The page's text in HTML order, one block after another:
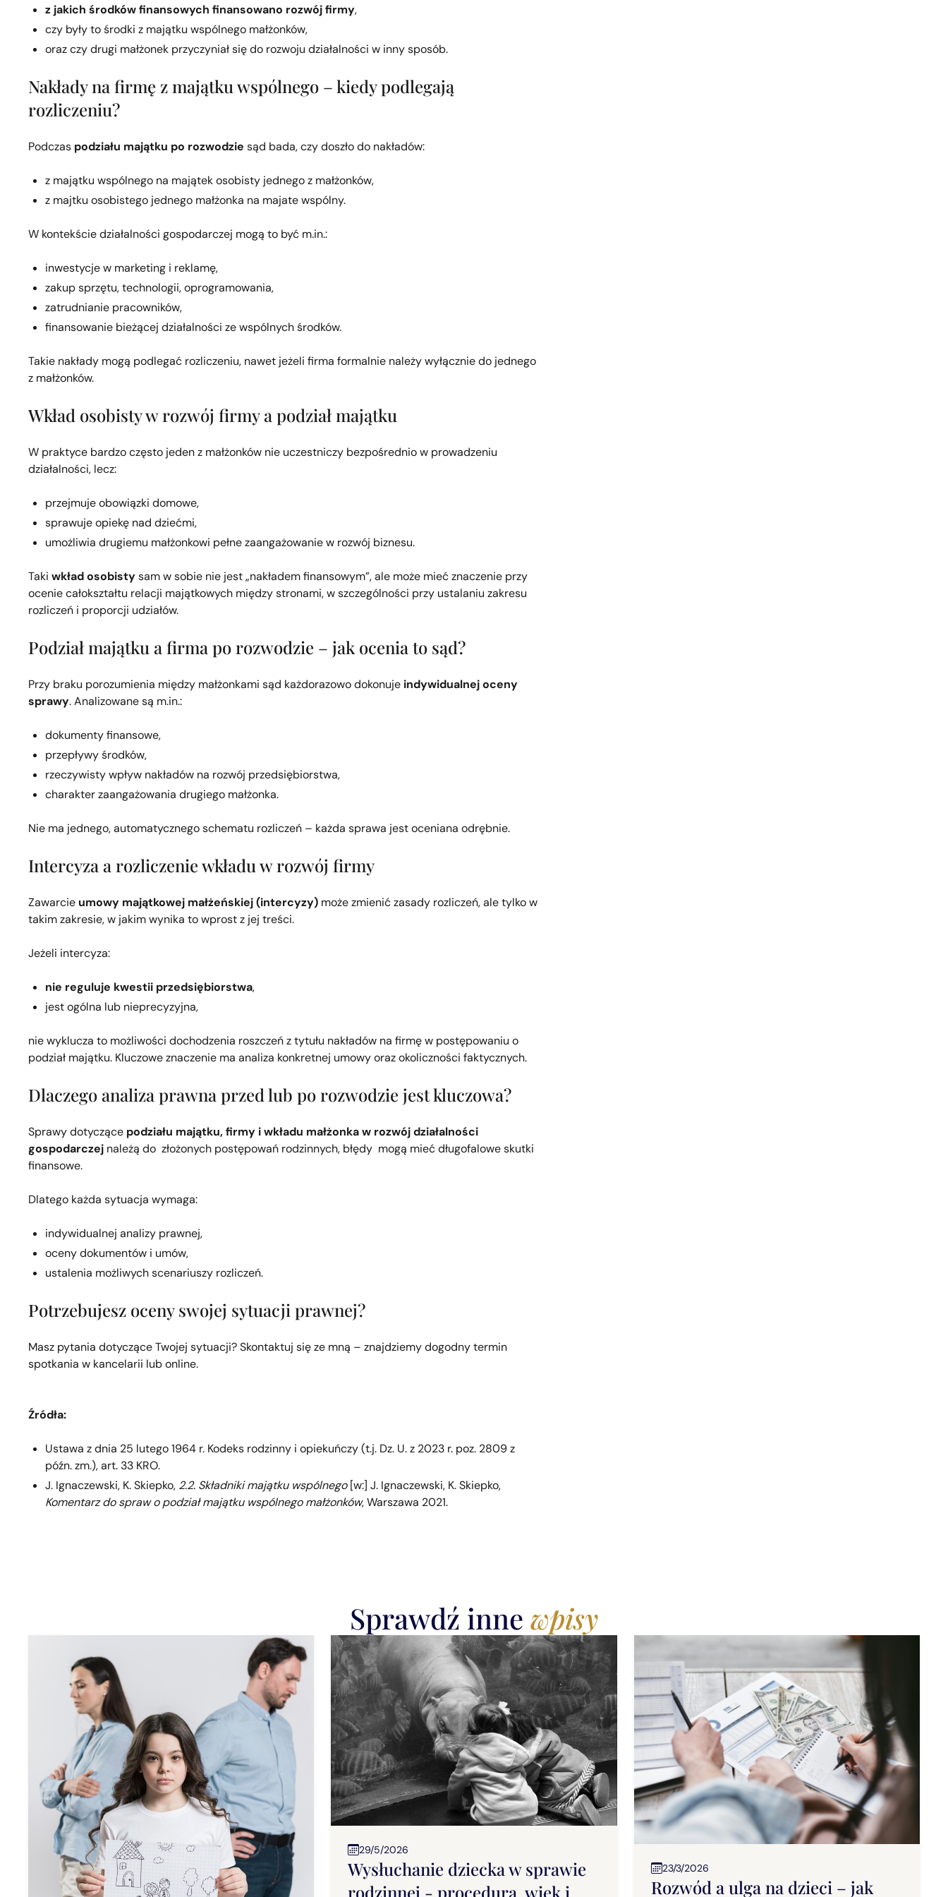
z jakich środków finansowych finansowano rozwój firmy,
czy były to środki z majątku wspólnego małżonków,
oraz czy drugi małżonek przyczyniał się do rozwoju działalności w inny sposób.
Nakłady na firmę z majątku wspólnego – kiedy podlegają
rozliczeniu?
Podczas podziału majątku po rozwodzie sąd bada, czy doszło do nakładów:
z majątku wspólnego na majątek osobisty jednego z małżonków,
z majtku osobistego jednego małżonka na majate wspólny.
W kontekście działalności gospodarczej mogą to być m.in.:
inwestycje w marketing i reklamę,
zakup sprzętu, technologii, oprogramowania,
zatrudnianie pracowników,
finansowanie bieżącej działalności ze wspólnych środków.
Takie nakłady mogą podlegać rozliczeniu, nawet jeżeli firma formalnie należy wyłącznie do jednego
z małżonków.
Wkład osobisty w rozwój firmy a podział majątku
W praktyce bardzo często jeden z małżonków nie uczestniczy bezpośrednio w prowadzeniu
działalności, lecz:
przejmuje obowiązki domowe,
sprawuje opiekę nad dziećmi,
umożliwia drugiemu małżonkowi pełne zaangażowanie w rozwój biznesu.
Taki wkład osobistysam w sobie nie jest „nakładem finansowym”, ale może mieć znaczenie przy
ocenie całokształtu relacji majątkowych między stronami, w szczególności przy ustalaniu zakresu
rozliczeń i proporcji udziałów.
Podział majątku a firma po rozwodzie – jak ocenia to sąd?
Przy braku porozumienia między małżonkami sąd każdorazowo dokonuje indywidualnej oceny
sprawy. Analizowane są m.in.:
dokumenty finansowe,
przepływy środków,
rzeczywisty wpływ nakładów na rozwój przedsiębiorstwa,
charakter zaangażowania drugiego małżonka.
Nie ma jednego, automatycznego schematu rozliczeń – każda sprawa jest oceniana odrębnie.
Intercyza a rozliczenie wkładu w rozwój firmy
Zawarcie umowy majątkowej małżeńskiej (intercyzy) może zmienić zasady rozliczeń, ale tylko w
takim zakresie, w jakim wynika to wprost z jej treści.
Jeżeli intercyza:
nie reguluje kwestii przedsiębiorstwa,
jest ogólna lub nieprecyzyjna,
nie wyklucza to możliwości dochodzenia roszczeń z tytułu nakładów na firmę w postępowaniu o
podział majątku. Kluczowe znaczenie ma analiza konkretnej umowy oraz okoliczności faktycznych.
Dlaczego analiza prawna przed lub po rozwodzie jest kluczowa?
Sprawy dotyczące podziału majątku, firmy i wkładu małżonka w rozwój działalności
gospodarczej należą do złożonych postępowań rodzinnych, błędy mogą mieć długofalowe skutki
finansowe.
Dlatego każda sytuacja wymaga:
indywidualnej analizy prawnej,
oceny dokumentów i umów,
ustalenia możliwych scenariuszy rozliczeń.
Potrzebujesz oceny swojej sytuacji prawnej?
Masz pytania dotyczące Twojej sytuacji? Skontaktuj się ze mną – znajdziemy dogodny termin
spotkania w kancelarii lub online.
Źródła:
Ustawa z dnia 25 lutego 1964 r. Kodeks rodzinny i opiekuńczy (t.j. Dz. U. z 2023 r. poz. 2809 z
późn. zm.), art. 33 KRO.
J. Ignaczewski, K. Skiepko, 2.2. Składniki majątku wspólnego[w:] J. Ignaczewski, K. Skiepko,
Komentarz do spraw o podział majątku wspólnego małżonków, Warszawa 2021.
Sprawdź inne wpisy
29/5/2026
Wysłuchanie dziecka w sprawie
rodzinnej - procedura, wiek i
23/3/2026
Rozwód a ulga na dzieci – jak